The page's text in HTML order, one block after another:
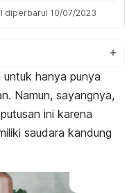
diperbarui 10/07/2023
untuk hanya punya
Namun, sayangnya,
ini karena
saudara kandung